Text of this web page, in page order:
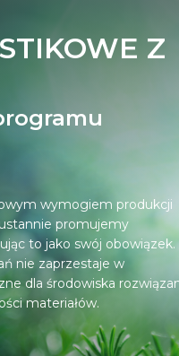
Z
wymogiem produkcji
promujemy
to jako swój obowiązek.
nie zaprzestaje w
dla środowiska
materiałów.